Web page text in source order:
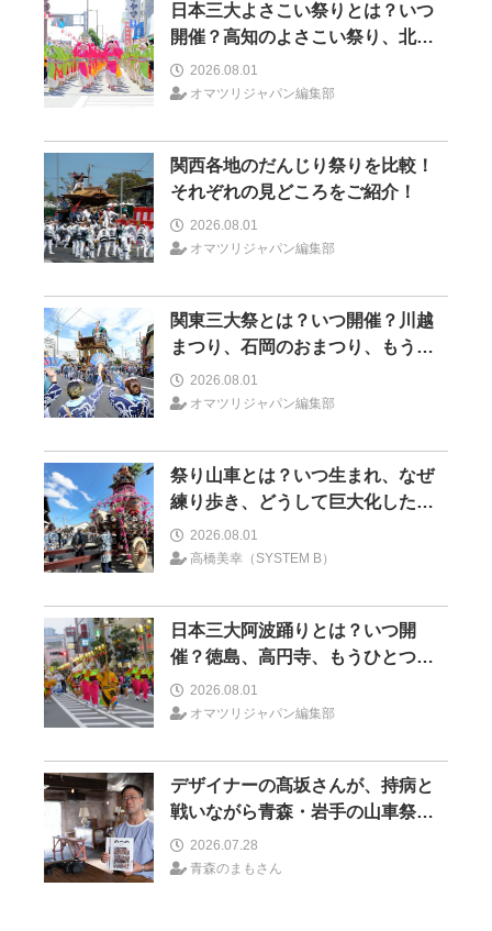
日本三大よさこい祭りとは？いつ
開催？高知のよさこい祭り、北海
道のYOSAKOIソーラン、もう一つ
はどこ？
2026.08.01
オマツリジャパン編集部
関西各地のだんじり祭りを比較！
それぞれの見どころをご紹介！
2026.08.01
オマツリジャパン編集部
関東三大祭とは？いつ開催？川越
まつり、石岡のおまつり、もう一
つはどこ？
2026.08.01
オマツリジャパン編集部
祭り山車とは？いつ生まれ、なぜ
練り歩き、どうして巨大化したの
か―山車とイノベーション―＜前
編＞
2026.08.01
高橋美幸（SYSTEM B）
日本三大阿波踊りとは？いつ開
催？徳島、高円寺、もうひとつは
どこ？
2026.08.01
オマツリジャパン編集部
デザイナーの髙坂さんが、持病と
戦いながら青森・岩手の山車祭り
の取材を続けた理由 30の山車祭
りの魅力、ぎゅっと一冊に
2026.07.28
青森のまもさん